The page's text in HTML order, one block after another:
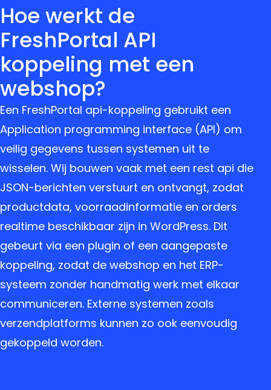
Hoe werkt de
FreshPortal API
koppeling met een
webshop?
Een FreshPortal api-koppeling gebruikt een
Application programming interface (API) om
veilig gegevens tussen systemen uit te
wisselen. Wij bouwen vaak met een rest api die
JSON-berichten verstuurt en ontvangt, zodat
productdata, voorraadinformatie en orders
realtime beschikbaar zijn in WordPress. Dit
gebeurt via een plugin of een aangepaste
koppeling, zodat de webshop en het ERP-
systeem zonder handmatig werk met elkaar
communiceren. Externe systemen zoals
verzendplatforms kunnen zo ook eenvoudig
gekoppeld worden.